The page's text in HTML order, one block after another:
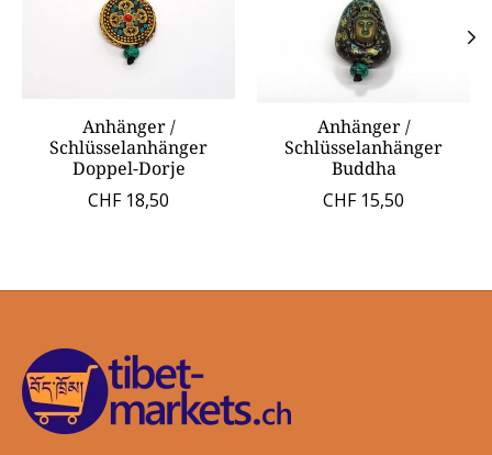
Anhänger /
Schlüsselanhänger
Doppel-Dorje
CHF 18,50
Anhänger /
Schlüsselanhänger
Buddha
CHF 15,50